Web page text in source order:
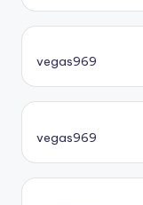
vegas969
vegas969